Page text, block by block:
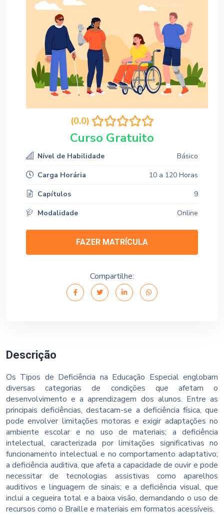
Descrição
Os Tipos de Deficiência na Educação Especial englobam
diversas categorias de condições que afetam o
desenvolvimento e a aprendizagem dos alunos. Entre as
principais deficiências, destacam-se a deficiência física, que
pode envolver limitações motoras e exigir adaptações no
ambiente escolar e no uso de materiais; a deficiência
intelectual, caracterizada por limitações significativas no
funcionamento intelectual e no comportamento adaptativo;
a deficiência auditiva, que afeta a capacidade de ouvir e pode
necessitar de tecnologias assistivas como aparelhos
auditivos e linguagem de sinais; e a deficiência visual, que
inclui a cegueira total e a baixa visão, demandando o uso de
recursos como o Braille e materiais em formatos acessíveis.
(0.0)
Curso Gratuito
Nível de Habilidade
Básico
Carga Horária
10 a 120 Horas
Capítulos
9
Modalidade
Online
FAZER MATRÍCULA
Compartilhe: